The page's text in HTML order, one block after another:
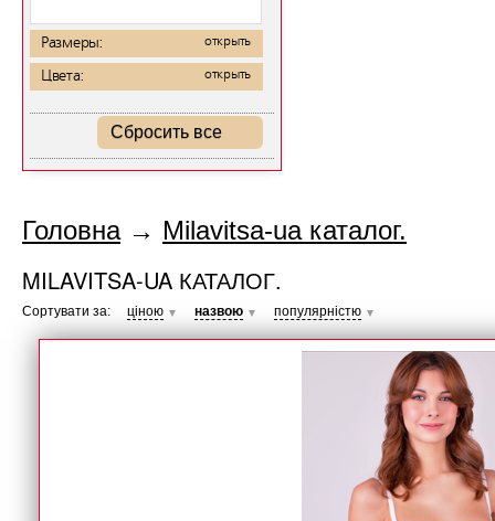
Размеры: открыть
Цвета: открыть
Сбросить все
Головна→ Milavitsa-ua каталог.
MILAVITSA-UA КАТАЛОГ.
Сортувати за: ціною ▼ назвою ▼ популярністю ▼